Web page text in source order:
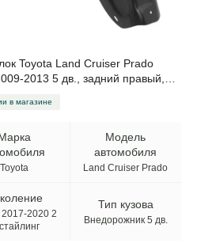
Toyota Land Cruiser Prado
2013 5 дв., задний правый,
в магазине
Toyota
Модель
автомобиля
Land Cruiser Prado
2020 2
Тип кузова
Внедорожник 5 дв.